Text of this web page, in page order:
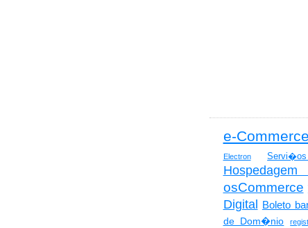
e-Commerce
Electron
osCommerce
Digital Boleto
de Dom�nio